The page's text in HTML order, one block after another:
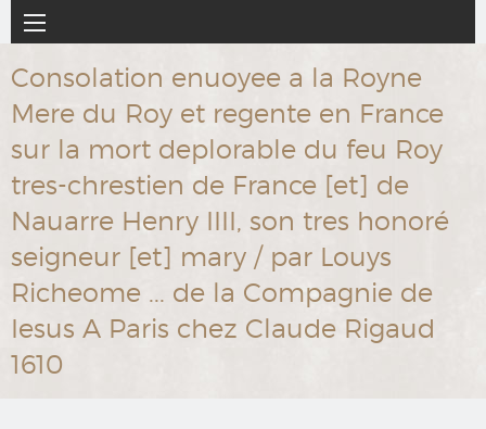
al
contenido
principal
Navegación
principal
Consolation enuoyee a la Royne
Mere du Roy et regente en France
sur la mort deplorable du feu Roy
tres-chrestien de France [et] de
Nauarre Henry IIII, son tres honoré
seigneur [et] mary / par Louys
Richeome ... de la Compagnie de
Iesus A Paris chez Claude Rigaud
1610